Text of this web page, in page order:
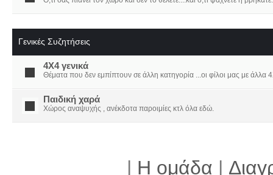
Γενικές Συζητήσεις
4X4 γενικά
Θέματα που δεν εμπίπτουν σε άλλη κατηγορία ...οι φίλοι μας με άλλα
Παιδική χαρά
Χώρος αναψυχής , ανέκδοτα παροιμίες κτλ όλα εδώ.
| Η ομάδα |